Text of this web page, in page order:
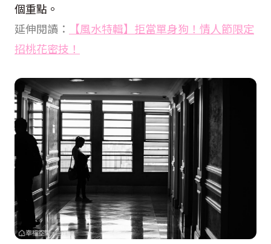
個重點。
延伸閱讀：
【風水特輯】拒當單身狗！情人節限定
招桃花密技！